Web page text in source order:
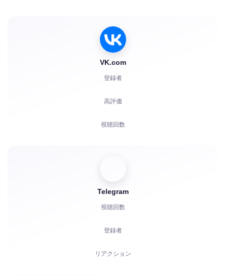
VK.com
登録者
高評価
視聴回数
再生回数
Telegram
視聴回数
登録者
リアクション